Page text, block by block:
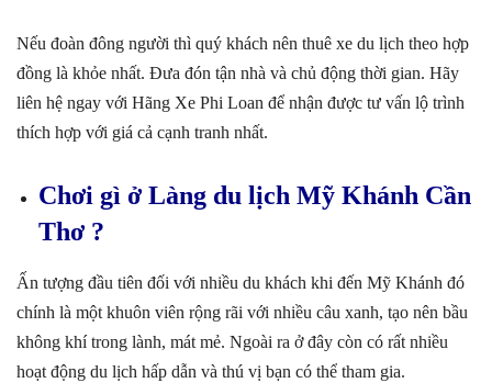
Nếu đoàn đông người thì quý khách nên thuê xe du lịch theo hợp
đồng là khỏe nhất. Đưa đón tận nhà và chủ động thời gian. Hãy
liên hệ ngay với Hãng Xe Phi Loan để nhận được tư vấn lộ trình
thích hợp với giá cả cạnh tranh nhất.
Chơi gì ở Làng du lịch Mỹ Khánh Cần
Thơ ?
Ấn tượng đầu tiên đối với nhiều du khách khi đến Mỹ Khánh đó
chính là một khuôn viên rộng rãi với nhiều câu xanh, tạo nên bầu
không khí trong lành, mát mẻ. Ngoài ra ở đây còn có rất nhiều
hoạt động du lịch hấp dẫn và thú vị bạn có thể tham gia.